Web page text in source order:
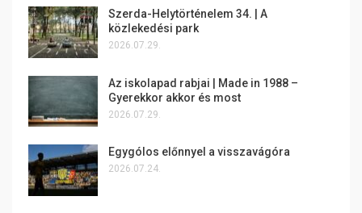
Szerda-Helytörténelem 34. | A
közlekedési park
2026.07.29.
Az iskolapad rabjai | Made in 1988 –
Gyerekkor akkor és most
2026.07.29.
Egygólos előnnyel a visszavágóra
2026.07.24.